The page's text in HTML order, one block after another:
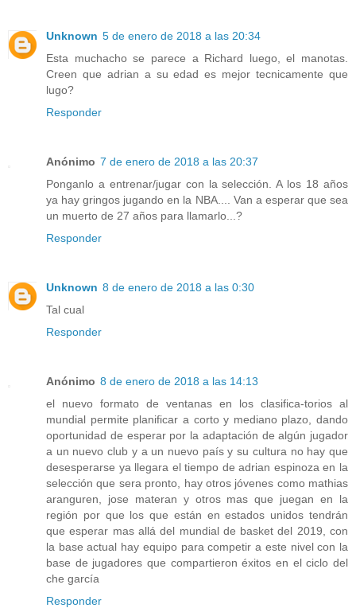
Unknown 5 de enero de 2018 a las 20:34
Esta muchacho se parece a Richard luego, el manotas.
Creen que adrian a su edad es mejor tecnicamente que
lugo?
Responder
Anónimo 7 de enero de 2018 a las 20:37
Ponganlo a entrenar/jugar con la selección. A los 18 años
ya hay gringos jugando en la NBA.... Van a esperar que sea
un muerto de 27 años para llamarlo...?
Responder
Unknown 8 de enero de 2018 a las 0:30
Tal cual
Responder
Anónimo 8 de enero de 2018 a las 14:13
el nuevo formato de ventanas en los clasifica-torios al
mundial permite planificar a corto y mediano plazo, dando
oportunidad de esperar por la adaptación de algún jugador
a un nuevo club y a un nuevo país y su cultura no hay que
desesperarse ya llegara el tiempo de adrian espinoza en la
selección que sera pronto, hay otros jóvenes como mathias
aranguren, jose materan y otros mas que juegan en la
región por que los que están en estados unidos tendrán
que esperar mas allá del mundial de basket del 2019, con
la base actual hay equipo para competir a este nivel con la
base de jugadores que compartieron éxitos en el ciclo del
che garcía
Responder